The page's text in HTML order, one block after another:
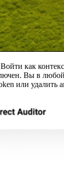
как
Вы в
или удалить